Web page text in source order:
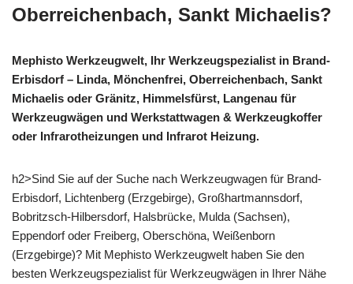
Oberreichenbach, Sankt Michaelis?
Mephisto Werkzeugwelt, Ihr Werkzeugspezialist in Brand-
Erbisdorf – Linda, Mönchenfrei, Oberreichenbach, Sankt
Michaelis oder Gränitz, Himmelsfürst, Langenau für
Werkzeugwägen und Werkstattwagen & Werkzeugkoffer
oder Infrarotheizungen und Infrarot Heizung.
h2>Sind Sie auf der Suche nach Werkzeugwagen für Brand-
Erbisdorf, Lichtenberg (Erzgebirge), Großhartmannsdorf,
Bobritzsch-Hilbersdorf, Halsbrücke, Mulda (Sachsen),
Eppendorf oder Freiberg, Oberschöna, Weißenborn
(Erzgebirge)? Mit Mephisto Werkzeugwelt haben Sie den
besten Werkzeugspezialist für Werkzeugwägen in Ihrer Nähe